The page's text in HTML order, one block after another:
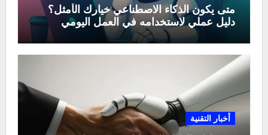
متى يكون الذكاء الاصطناعي خيارك الأمثل؟
دليل عملي لاستخدامه في العمل اليومي
أخبار التقنية